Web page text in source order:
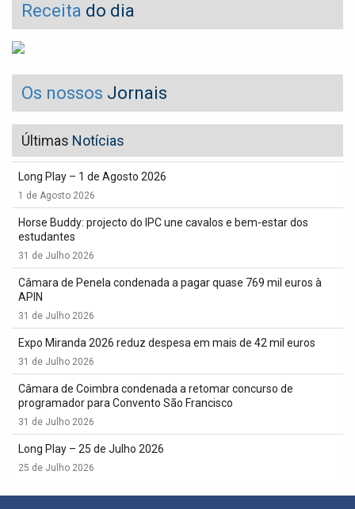
Receita do dia
Os nossos Jornais
Últimas Notícias
Long Play – 1 de Agosto 2026
1 de Agosto 2026
Horse Buddy: projecto do IPC une cavalos e bem-estar dos
estudantes
31 de Julho 2026
Câmara de Penela condenada a pagar quase 769 mil euros à
APIN
31 de Julho 2026
Expo Miranda 2026 reduz despesa em mais de 42 mil euros
31 de Julho 2026
Câmara de Coimbra condenada a retomar concurso de
programador para Convento São Francisco
31 de Julho 2026
Long Play – 25 de Julho 2026
25 de Julho 2026